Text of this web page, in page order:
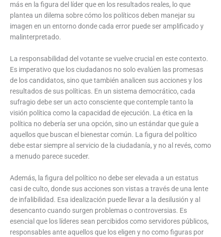
más en la figura del líder que en los resultados reales, lo que
plantea un dilema sobre cómo los políticos deben manejar su
imagen en un entorno donde cada error puede ser amplificado y
malinterpretado.
La responsabilidad del votante se vuelve crucial en este contexto.
Es imperativo que los ciudadanos no solo evalúen las promesas
de los candidatos, sino que también analicen sus acciones y los
resultados de sus políticas. En un sistema democrático, cada
sufragio debe ser un acto consciente que contemple tanto la
visión política como la capacidad de ejecución. La ética en la
política no debería ser una opción, sino un estándar que guíe a
aquellos que buscan el bienestar común. La figura del político
debe estar siempre al servicio de la ciudadanía, y no al revés, como
a menudo parece suceder.
Además, la figura del político no debe ser elevada a un estatus
casi de culto, donde sus acciones son vistas a través de una lente
de infalibilidad. Esa idealización puede llevar a la desilusión y al
desencanto cuando surgen problemas o controversias. Es
esencial que los líderes sean percibidos como servidores públicos,
responsables ante aquellos que los eligen y no como figuras por